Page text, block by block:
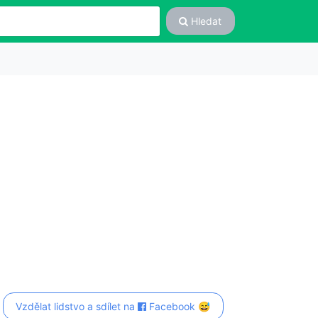
Hledat
Vzdělat lidstvo a sdílet na Facebook 😅